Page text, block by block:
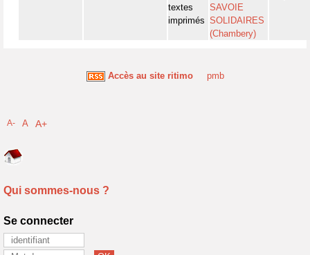
textes
imprimés
SAVOIE
SOLIDAIRES
(Chambery)
Accès au site ritimo pmb
A- A A+
Qui sommes-nous ?
Se connecter